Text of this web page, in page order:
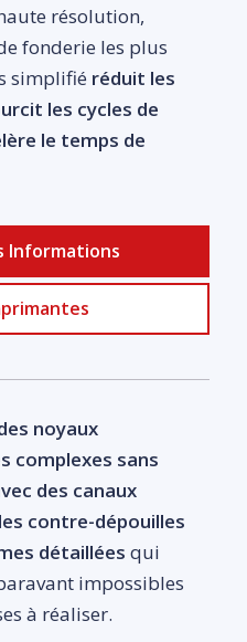
résolution,
fonderie les plus
simplifié réduit les
les cycles de
le temps de
Informations
noyaux
complexes sans
des canaux
contre-dépouilles
détaillées qui
impossibles
à réaliser.